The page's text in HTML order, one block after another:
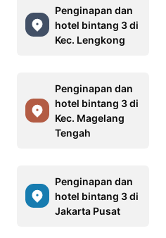
Penginapan dan
hotel bintang 3 di
Kec. Lengkong
Penginapan dan
hotel bintang 3 di
Kec. Magelang
Tengah
Penginapan dan
hotel bintang 3 di
Jakarta Pusat